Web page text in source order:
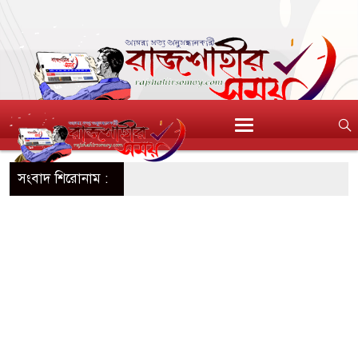
সংবাদ শিরোনাম :
রেকর্ড লোডশেডিং